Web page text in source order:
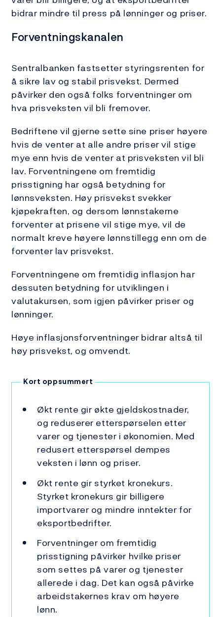
bidrar mindre til press på lønninger og priser.
Forventningskanalen
Sentralbanken fastsetter styringsrenten for
å sikre lav og stabil prisvekst. Dermed
påvirker den også folks forventninger om
hva prisveksten vil bli fremover.
Bedriftene vil gjerne sette sine priser høyere
hvis de venter at alle andre priser vil stige
mye enn hvis de venter at prisveksten vil bli
lav. Forventningene om fremtidig
prisstigning har også betydning for
lønnsveksten. Høy prisvekst svekker
kjøpekraften, og dersom lønnstakerne
forventer at prisene vil stige mye, vil de
normalt kreve høyere lønnstillegg enn om de
forventer lav prisvekst.
Forventningene om fremtidig inflasjon har
dessuten betydning for utviklingen i
valutakursen, som igjen påvirker priser og
lønninger.
Høye inflasjonsforventninger bidrar altså til
høy prisvekst, og omvendt.
Kort oppsummert
Økt rente gir økte gjeldskostnader,
og reduserer etterspørselen etter
varer og tjenester i økonomien. Med
redusert etterspørsel dempes
veksten i lønn og priser.
Økt rente gir styrket kronekurs.
Styrket kronekurs gir billigere
importvarer og mindre inntekter for
eksportbedrifter.
Forventninger om fremtidig
prisstigning påvirker hvilke priser
som settes på varer og tjenester
allerede i dag. Det kan også påvirke
arbeidstakernes krav om høyere
lønn.